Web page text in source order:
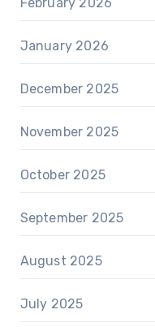
January 2026
December 2025
November 2025
October 2025
September 2025
August 2025
July 2025